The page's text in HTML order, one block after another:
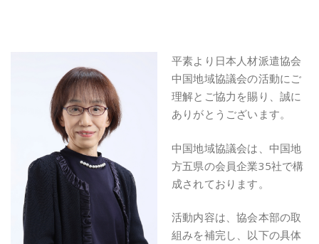
平素より日本人材派遣協会
中国地域協議会の活動にご
理解とご協力を賜り、誠に
ありがとうございます。
中国地域協議会は、中国地
方五県の会員企業35社で構
成されております。
活動内容は、協会本部の取
組みを補完し、以下の具体